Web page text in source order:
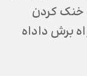
خنک کردن
برش داداه